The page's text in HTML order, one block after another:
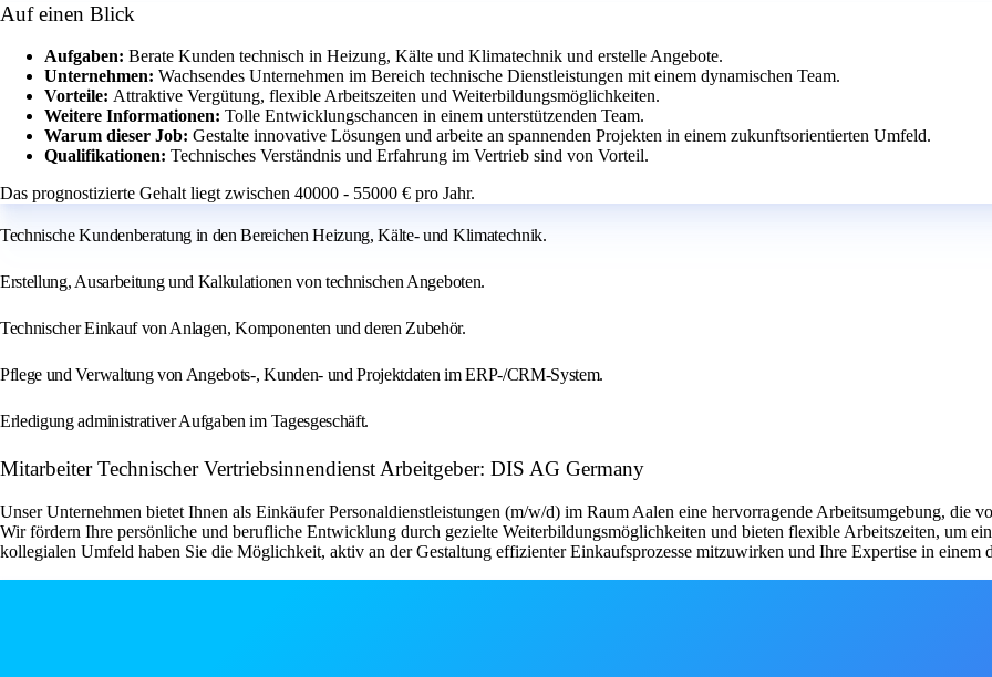
Auf einen Blick
Aufgaben: Berate Kunden technisch in Heizung, Kälte und Klimatechnik und erstelle Angebote.
Unternehmen: Wachsendes Unternehmen im Bereich technische Dienstleistungen mit einem dynamischen Team.
Vorteile: Attraktive Vergütung, flexible Arbeitszeiten und Weiterbildungsmöglichkeiten.
Weitere Informationen: Tolle Entwicklungschancen in einem unterstützenden Team.
Warum dieser Job: Gestalte innovative Lösungen und arbeite an spannenden Projekten in einem zukunftsorientierten Umfeld.
Qualifikationen: Technisches Verständnis und Erfahrung im Vertrieb sind von Vorteil.
Das prognostizierte Gehalt liegt zwischen 40000 - 55000 € pro Jahr.
Technische Kundenberatung in den Bereichen Heizung, Kälte- und Klimatechnik.
Erstellung, Ausarbeitung und Kalkulationen von technischen Angeboten.
Technischer Einkauf von Anlagen, Komponenten und deren Zubehör.
Pflege und Verwaltung von Angebots-, Kunden- und Projektdaten im ERP-/CRM-System.
Erledigung administrativer Aufgaben im Tagesgeschäft.
Mitarbeiter Technischer Vertriebsinnendienst Arbeitgeber: DIS AG Germany
Unser Unternehmen bietet Ihnen als Einkäufer Personaldienstleistungen (m/w/d) im Raum Aalen eine hervorragende Arbeitsumgebung, die
Wir fördern Ihre persönliche und berufliche Entwicklung durch gezielte Weiterbildungsmöglichkeiten und bieten flexible Arbeitszeiten, um
kollegialen Umfeld haben Sie die Möglichkeit, aktiv an der Gestaltung effizienter Einkaufsprozesse mitzuwirken und Ihre Expertise in einem